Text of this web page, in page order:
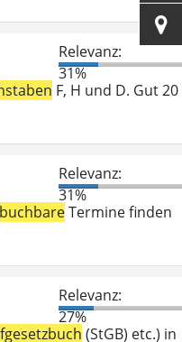
Relevanz:
31%
F, H und D. Gut 20
Relevanz:
31%
buchbareTermine finden
Relevanz:
27%
(StGB) etc.) in
